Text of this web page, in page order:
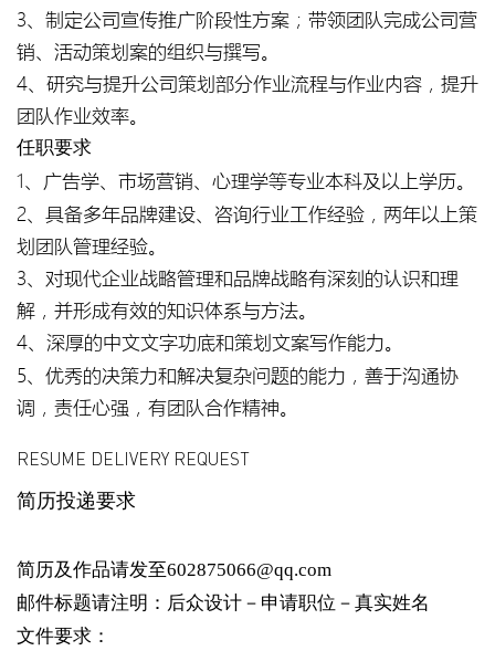
3、制定公司宣传推广阶段性方案；带领团队完成公司营
销、活动策划案的组织与撰写。
4、研究与提升公司策划部分作业流程与作业内容，提升
团队作业效率。
任职要求
1、广告学、市场营销、心理学等专业本科及以上学历。
2、具备多年品牌建设、咨询行业工作经验，两年以上策
划团队管理经验。
3、对现代企业战略管理和品牌战略有深刻的认识和理
解，并形成有效的知识体系与方法。
4、深厚的中文文字功底和策划文案写作能力。
5、优秀的决策力和解决复杂问题的能力，善于沟通协
调，责任心强，有团队合作精神。
RESUME DELIVERY REQUEST
简历投递要求
简历及作品请发至602875066@qq.com
邮件标题请注明：后众设计－申请职位－真实姓名
文件要求：